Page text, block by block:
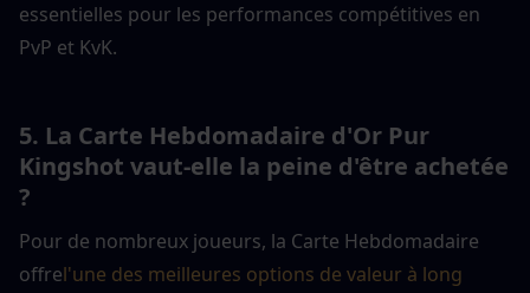
essentielles pour les performances compétitives en
PvP et KvK.
5. La Carte Hebdomadaire d'Or Pur
Kingshot vaut-elle la peine d'être achetée
?
Pour de nombreux joueurs, la Carte Hebdomadaire
offrel'une des meilleures options de valeur à long